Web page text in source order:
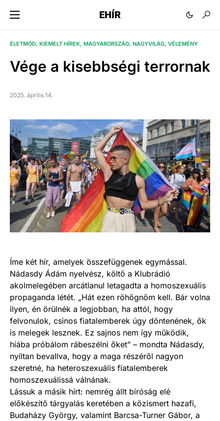
EHÍR
ÉLETMÓD KIEMELT HÍREK MAGYARORSZÁG NAGYVILÁG VÉLEMÉNY
Vége a kisebbségi terrornak
2025. április 14.
Íme két hír, amelyek összefüggenek egymással.
Nádasdy Ádám nyelvész, költő a Klubrádió
akolmelegében arcátlanul letagadta a homoszexuális
propaganda létét. „Hát ezen röhögnöm kell. Bár volna
ilyen, én örülnék a legjobban, ha attól, hogy
felvonulok, csinos fiatalemberek úgy döntenének, ők
is melegek lesznek. Ez sajnos nem így működik,
hiába próbálom rábeszélni őket” – mondta Nádasdy,
nyíltan bevallva, hogy a maga részéről nagyon
szeretné, ha heteroszexuális fiatalemberek
homoszexuálissá válnának.
Lássuk a másik hírt: nemrég állt bíróság elé
előkészítő tárgyalás keretében a közismert hazafi,
Budaházy György, valamint Barcsa-Turner Gábor, a